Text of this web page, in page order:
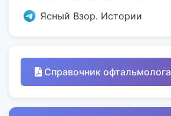
Ясный Взор. Истории
Справочник офтальмолога